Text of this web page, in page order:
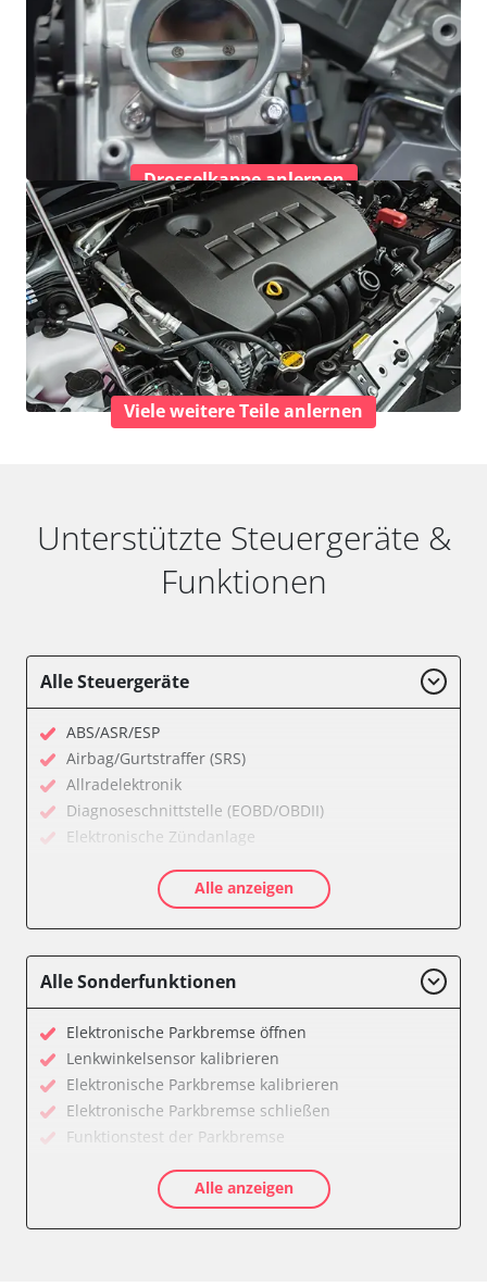
Drosselkappe anlernen
Viele weitere Teile anlernen
Unterstützte Steuergeräte &
Funktionen
Alle Steuergeräte
ABS/ASR/ESP
Airbag/Gurtstraffer (SRS)
Allradelektronik
Diagnoseschnittstelle (EOBD/OBDII)
Elektronische Zündanlage
Kombiinstrument
Servolenkung
Verfügbarkeit abhängig von Modell, Motorisierung, Ausstattung
und Konfiguration
Alle anzeigen
Alle Sonderfunktionen
Elektronische Parkbremse öffnen
Lenkwinkelsensor kalibrieren
Elektronische Parkbremse kalibrieren
Elektronische Parkbremse schließen
Funktionstest der Parkbremse
Parkbremse in Montageposition fahren
Alle anzeigen